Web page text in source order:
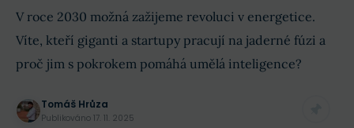
V roce 2030 možná zažijeme revoluci v energetice.
Víte, kteří giganti a startupy pracují na jaderné fúzi a
proč jim s pokrokem pomáhá umělá inteligence?
Tomáš Hrůza
Publikováno 17. 11. 2025